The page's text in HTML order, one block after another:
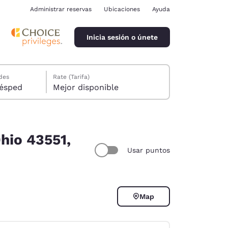
Administrar reservas Ubicaciones Ayuda
Inicia sesión o únete
1 huésped
Rate (Tarifa)
Mejor disponible
43551,
Usar puntos
Map